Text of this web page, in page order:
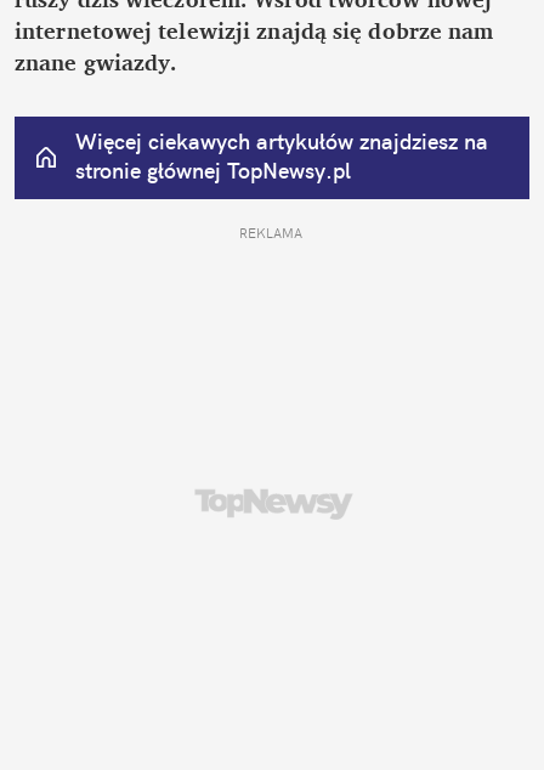
internetowej telewizji znajdą się dobrze nam
znane gwiazdy.
Więcej ciekawych artykułów znajdziesz na
stronie głównej TopNewsy.pl
REKLAMA